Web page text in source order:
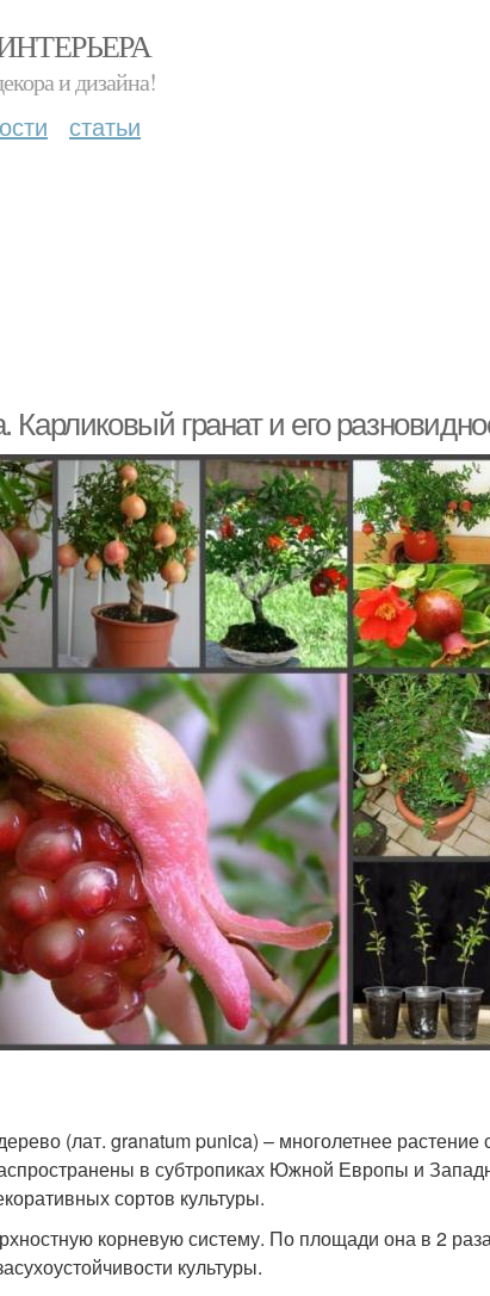
и дизайна!
статьи
гранат и его
(лат. granatum punica) – многолетнее растение
в субтропиках Южной Европы и
сортов культуры.
корневую систему. По площади она в 2
культуры.